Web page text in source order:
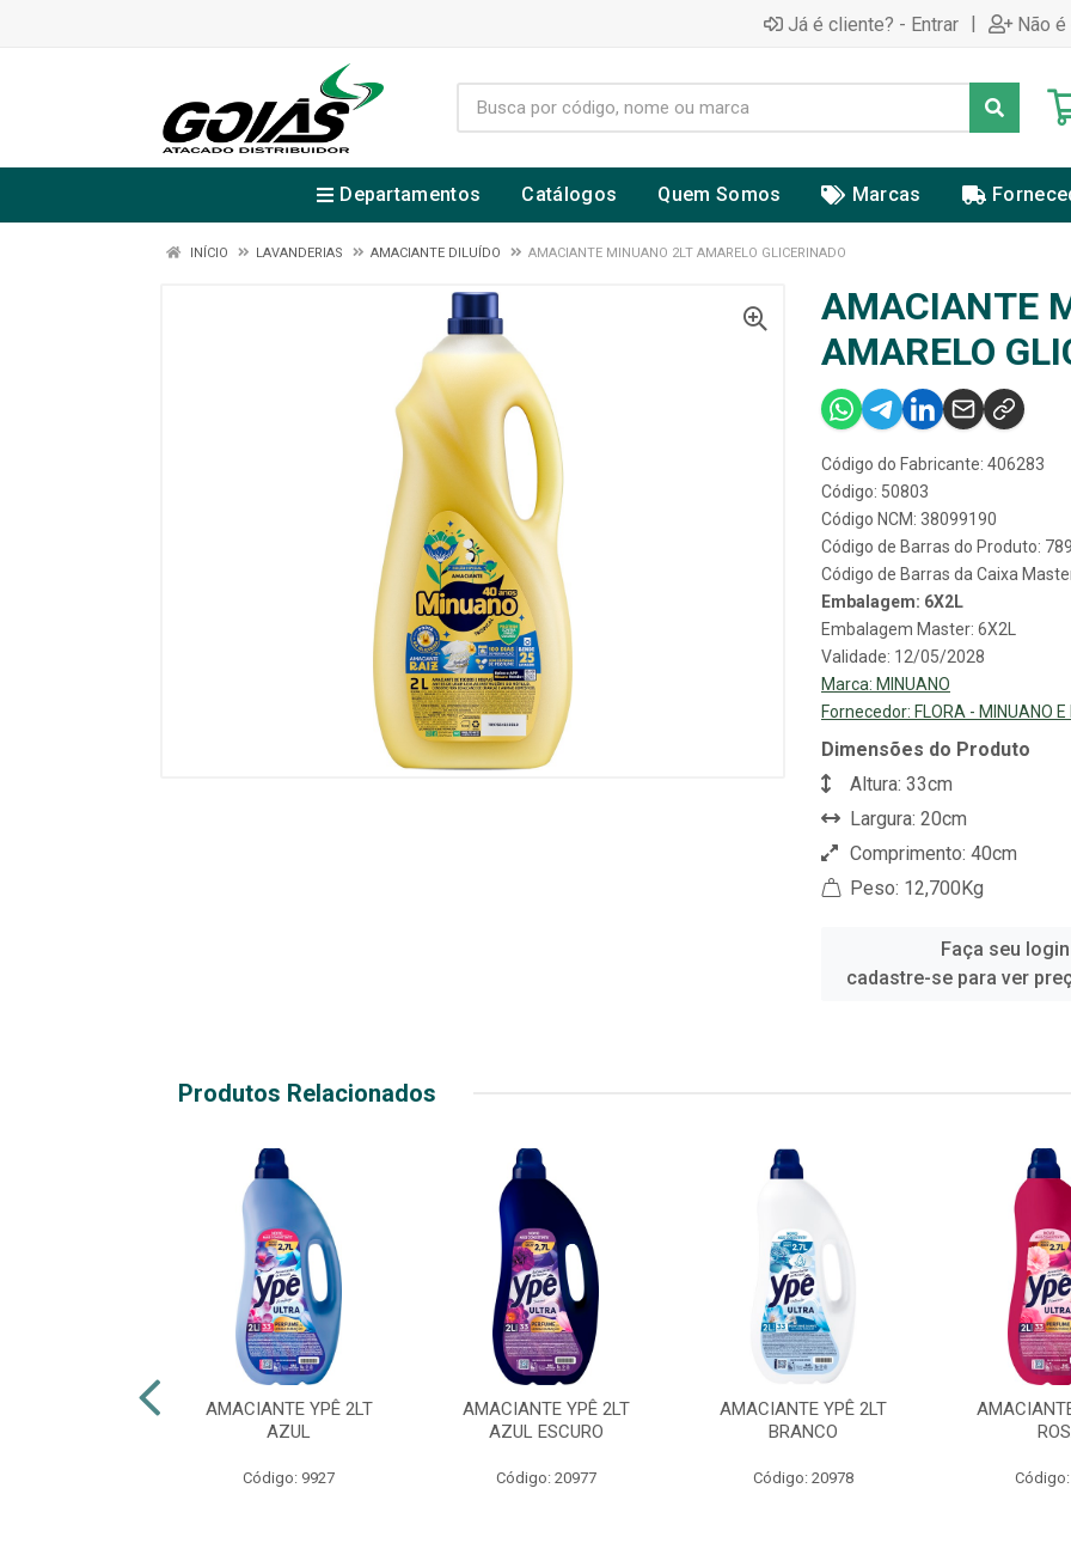
Já é cliente? - Entrar | Não
Departamentos Catálogos Quem Somos Marcas
INÍCIO LAVANDERIAS AMACIANTE DILUÍDO AMACIANTE MINUANO 2LT AMARELO GLICERINADO
AMACIANTE
AMARELO
Código do Fabricante: 406283
Código: 50803
Código NCM: 38099190
Código de Barras do Produto:
Código de Barras da Caixa
Embalagem: 6X2L
Embalagem Master: 6X2L
Validade: 12/05/2028
Marca: MINUANO
Fornecedor: FLORA - MINUANO E
Dimensões do Produto
Altura: 33cm
Largura: 20cm
Comprimento: 40cm
Peso: 12,700Kg
Faça seu
cadastre-se para ver
Produtos Relacionados
AMACIANTE YPÊ 2LT
AZUL
Código: 9927
AMACIANTE YPÊ 2LT
AZUL ESCURO
Código: 20977
AMACIANTE YPÊ 2LT
BRANCO
Código: 20978